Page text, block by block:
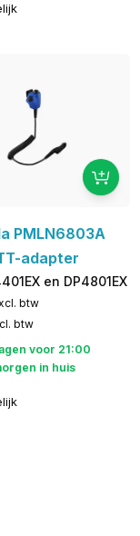
PMLN6803A
adapter
en DP4801EX
btw
btw
voor 21:00
in huis